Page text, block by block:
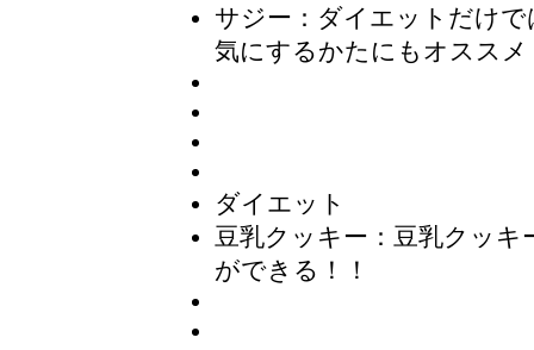
サジー ：ダイエットだけ
気にするかたにもオススメ
ダイエット
豆乳クッキー ：豆乳クッ
ができる！！